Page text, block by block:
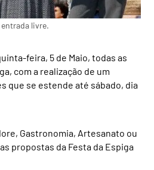
livre.
feira, 5 de Maio, todas as
com a realização de um
que se estende até sábado, dia
Gastronomia, Artesanato ou
propostas da Festa da Espiga